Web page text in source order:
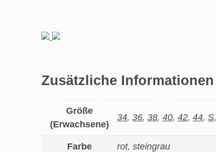
Zusätzliche Informationen
Größe
(Erwachsene)
34, 36, 38, 40, 42, 44, S,
Farbe rot, steingrau